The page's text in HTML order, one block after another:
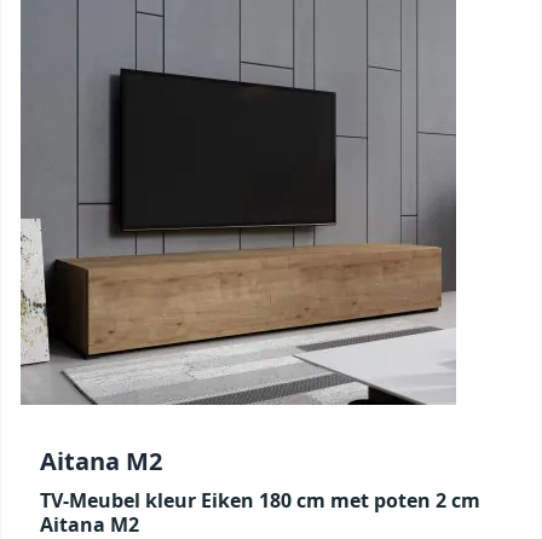
Aitana M2
TV-Meubel kleur Eiken 180 cm met poten 2 cm
Aitana M2